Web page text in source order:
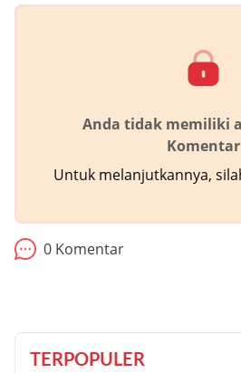
Anda tidak memiliki
Komentar
Untuk melanjutkannya,
0 Komentar
TERPOPULER